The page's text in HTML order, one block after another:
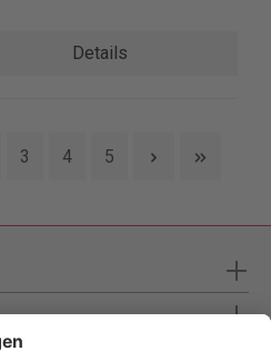
Details
3 4 5